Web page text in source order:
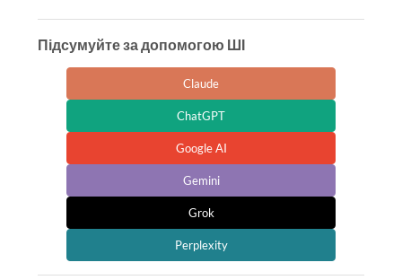
Підсумуйте за допомогою ШІ
Claude
ChatGPT
Google AI
Gemini
Grok
Perplexity